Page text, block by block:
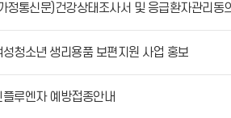
정통신문)건강상태조사서 및 응급환자관리동
성청소년 생리용품 보편지원 사업 홍보
플루엔자 예방접종안내